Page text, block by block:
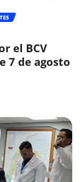
el BCV
7 de agosto